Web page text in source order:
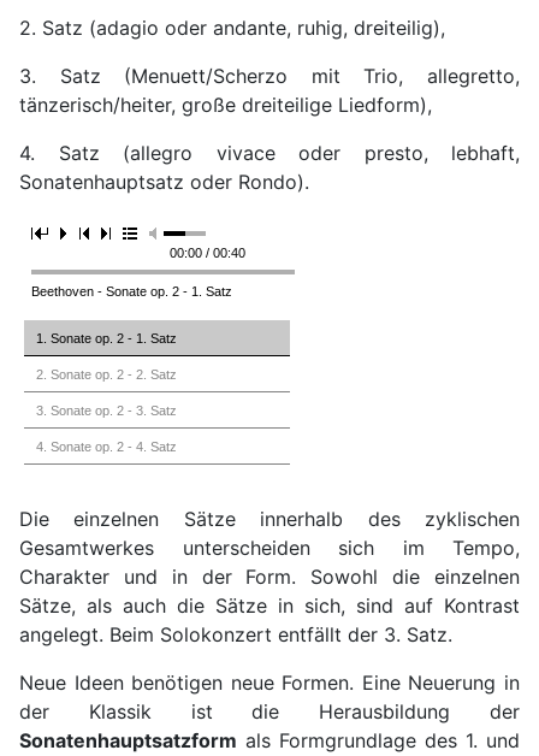
2. Satz (adagio oder andante, ruhig, dreiteilig),
3. Satz (Menuett/Scherzo mit Trio, allegretto,
tänzerisch/heiter, große dreiteilige Liedform),
4. Satz (allegro vivace oder presto, lebhaft,
Sonatenhauptsatz oder Rondo).
00:00 / 00:40
Beethoven - Sonate op. 2 - 1. Satz
1. Sonate op. 2 - 1. Satz
2. Sonate op. 2 - 2. Satz
3. Sonate op. 2 - 3. Satz
4. Sonate op. 2 - 4. Satz
Die einzelnen Sätze innerhalb des zyklischen
Gesamtwerkes unterscheiden sich im Tempo,
Charakter und in der Form. Sowohl die einzelnen
Sätze, als auch die Sätze in sich, sind auf Kontrast
angelegt. Beim Solokonzert entfällt der 3. Satz.
Neue Ideen benötigen neue Formen. Eine Neuerung in
der Klassik ist die Herausbildung der
Sonatenhauptsatzform als Formgrundlage des 1. und